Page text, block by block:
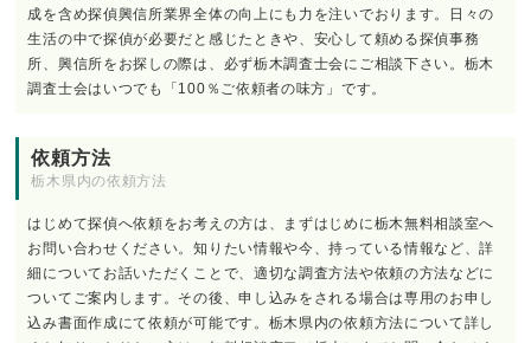
成を含め探偵興信所業界全体の向上にも力を注いでおります。日々の
生活の中で探偵が必要だと感じたときや、安心して頼める探偵事務
所、興信所をお探しの際は、必ず栃木調査士会にご相談下さい。栃木
調査士会はいつでも「100％ご依頼者の味方」です。
依頼方法
栃木県内の依頼方法
はじめて探偵へ依頼をお考えの方は、まずはじめに栃木無料相談室へ
お問い合わせください。知りたい情報や今、持っている情報など、詳
細についてお話いただくことで、適切な調査方法や依頼の方法などに
ついてご案内します。その後、申し込みをされる場合は専用のお申し
込み書面作成にて依頼が可能です。栃木県内の依頼方法について詳し